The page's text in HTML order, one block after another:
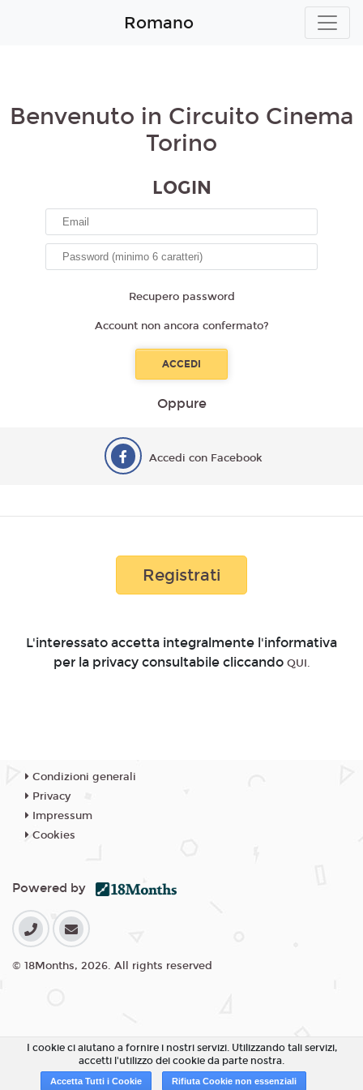
Romano
Benvenuto in Circuito Cinema
Torino
LOGIN
Recupero password
Account non ancora confermato?
Oppure
Accedi con Facebook
Registrati
L'interessato accetta integralmente l'informativa
per la privacy consultabile cliccando QUI.
Condizioni generali
Privacy
Impressum
Cookies
Powered by
© 18Months, 2026. All rights reserved
I cookie ci aiutano a fornire i nostri servizi. Utilizzando tali servizi,
accetti l'utilizzo dei cookie da parte nostra.
Accetta Tutti i Cookie Rifiuta Cookie non essenziali